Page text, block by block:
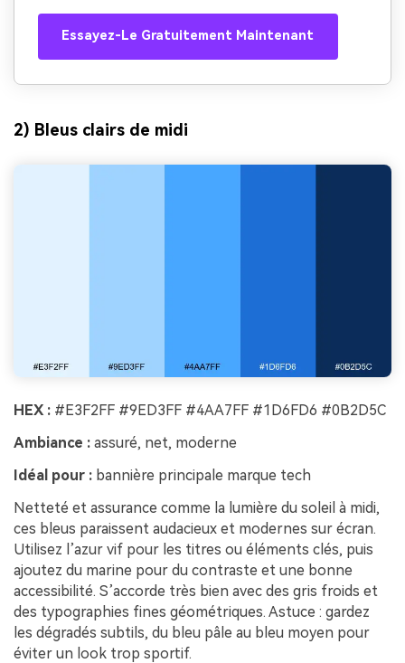
Essayez-Le Gratuitement Maintenant
2) Bleus clairs de midi
HEX : #E3F2FF #9ED3FF #4AA7FF #1D6FD6 #0B2D5C
Ambiance : assuré, net, moderne
Idéal pour : bannière principale marque tech
Netteté et assurance comme la lumière du soleil à midi,
ces bleus paraissent audacieux et modernes sur écran.
Utilisez l’azur vif pour les titres ou éléments clés, puis
ajoutez du marine pour du contraste et une bonne
accessibilité. S’accorde très bien avec des gris froids et
des typographies fines géométriques. Astuce : gardez
les dégradés subtils, du bleu pâle au bleu moyen pour
éviter un look trop sportif.